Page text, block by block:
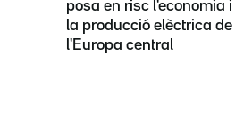
posa en risc l'economia i
la producció elèctrica de
l'Europa central